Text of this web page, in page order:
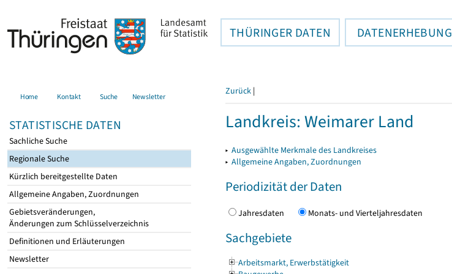
THÜRINGER DATEN DATENERHEBUNG
Home Kontakt Suche Newsletter
STATISTISCHE DATEN
Sachliche Suche
Regionale Suche
Kürzlich bereitgestellte Daten
Allgemeine Angaben, Zuordnungen
Gebietsveränderungen,
Änderungen zum Schlüsselverzeichnis
Definitionen und Erläuterungen
Newsletter
Zurück |
Landkreis: Weimarer Land
▸ Ausgewählte Merkmale des Landkreises
▸ Allgemeine Angaben, Zuordnungen
Periodizität der Daten
Jahresdaten Monats- und Vierteljahresdaten
Sachgebiete
Arbeitsmarkt, Erwerbstätigkeit